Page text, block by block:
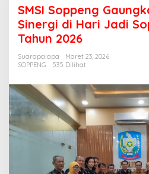
Gaungkan
Semangat
Hari
Soppeng
ke-
765
Tahun
2026
SMSI Soppeng
Sinergi di Hari Jadi
Tahun 2026
Suarapalapa
Maret 23, 2026
SOPPENG
535 Dilihat